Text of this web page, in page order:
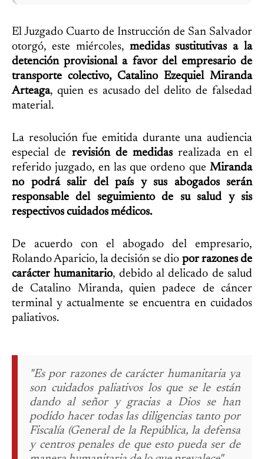
El Juzgado Cuarto de Instrucción de San Salvador
otorgó, este miércoles, medidas sustitutivas a la
detención provisional a favor del empresario de
transporte colectivo, Catalino Ezequiel Miranda
Arteaga, quien es acusado del delito de falsedad
material.
La resolución fue emitida durante una audiencia
especial de revisión de medidas realizada en el
referido juzgado, en las que ordeno que Miranda
no podrá salir del país y sus abogados serán
responsable del seguimiento de su salud y sis
respectivos cuidados médicos.
De acuerdo con el abogado del empresario,
Rolando Aparicio, la decisión se dio por razones de
carácter humanitario, debido al delicado de salud
de Catalino Miranda, quien padece de cáncer
terminal y actualmente se encuentra en cuidados
paliativos.
"Es por razones de carácter humanitaria ya
son cuidados paliativos los que se le están
dando al señor y gracias a Dios se han
podido hacer todas las diligencias tanto por
Fiscalía (General de la República, la defensa
y centros penales de que esto pueda ser de